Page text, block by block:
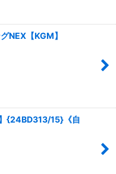
NEX【KGM】
{24BD313/15}《自